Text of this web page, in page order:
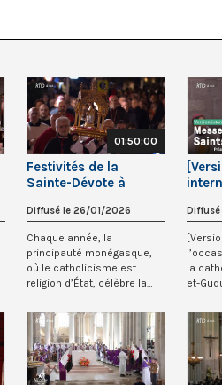
01:50:00
Festivités de la
Sainte-Dévote à
Monaco - 26 janvier
2026
Diffusé le 26/01/2026
Chaque année, la
principauté monégasque,
où le catholicisme est
religion d’État, célèbre la
des
Diffusé
la
et-